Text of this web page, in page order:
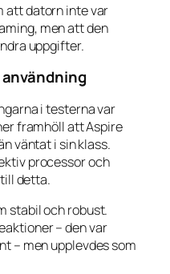
att datorn inte var
men att den
uppgifter.
i testerna var
framhöll att Aspire
väntat i sin klass.
processor och
detta.
stabil och robust.
– den var
– men upplevdes som